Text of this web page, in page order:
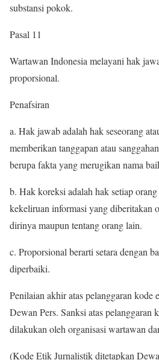
substansi pokok.
Pasal 11
Wartawan Indonesia melayani hak
proporsional.
Penafsiran
a. Hak jawab adalah hak seseorang
memberikan tanggapan atau
berupa fakta yang merugikan nama
b. Hak koreksi adalah hak setiap
kekeliruan informasi yang diberitakan
dirinya maupun tentang orang lain.
c. Proporsional berarti setara dengan
diperbaiki.
Penilaian akhir atas pelanggaran
Dewan Pers. Sanksi atas pelanggaran
dilakukan oleh organisasi wartawan
(Kode Etik Jurnalistik ditetapkan